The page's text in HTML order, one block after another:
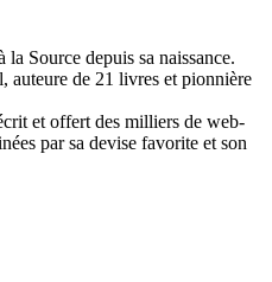
Source depuis sa naissance.
auteure de 21 livres et pionnière
et offert des milliers de web-
par sa devise favorite et son